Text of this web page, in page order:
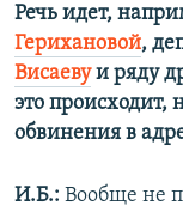
Речь идет,
Герихановой,
Висаевуи ряду
это происходит,
обвинения в
И.Б.: Вообще не